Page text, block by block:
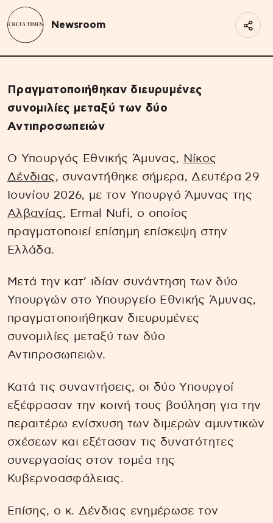
Newsroom
Πραγματοποιήθηκαν διευρυμένες
συνομιλίες μεταξύ των δύο
Αντιπροσωπειών
Ο Υπουργός Εθνικής Άμυνας, Νίκος
Δένδιας, συναντήθηκε σήμερα, Δευτέρα 29
Ιουνίου 2026, με τον Υπουργό Άμυνας της
Αλβανίας, Ermal Nufi, ο οποίος
πραγματοποιεί επίσημη επίσκεψη στην
Ελλάδα.
Μετά την κατ’ ιδίαν συνάντηση των δύο
Υπουργών στο Υπουργείο Εθνικής Άμυνας,
πραγματοποιήθηκαν διευρυμένες
συνομιλίες μεταξύ των δύο
Αντιπροσωπειών.
Κατά τις συναντήσεις, οι δύο Υπουργοί
εξέφρασαν την κοινή τους βούληση για την
περαιτέρω ενίσχυση των διμερών αμυντικών
σχέσεων και εξέτασαν τις δυνατότητες
συνεργασίας στον τομέα της
Κυβερνοασφάλειας.
Επίσης, ο κ. Δένδιας ενημέρωσε τον